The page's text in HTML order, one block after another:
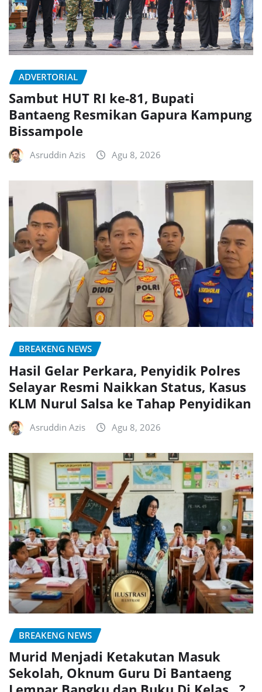
ADVERTORIAL
Sambut HUT RI ke-81, Bupati
Bantaeng Resmikan Gapura Kampung
Bissampole
Asruddin Azis Agu 8, 2026
BREAKENG NEWS
Hasil Gelar Perkara, Penyidik Polres
Selayar Resmi Naikkan Status, Kasus
KLM Nurul Salsa ke Tahap Penyidikan
Asruddin Azis Agu 8, 2026
BREAKENG NEWS
Murid Menjadi Ketakutan Masuk
Sekolah, Oknum Guru Di Bantaeng